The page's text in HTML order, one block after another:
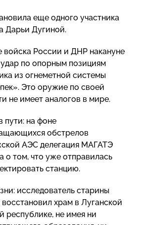
еще одного участника
Дарьи Дугиной.
России и ДНР накануне
по опорным позициям
из огнеметной системы
Это оружие по своей
не имеет аналогов в мире.
пути: на фоне
обстрелов
АЭС делегация МАГАТЭ
о том, что уже отправилась
станцию.
исследователь старины
храм в Луганской
республике, не имея ни